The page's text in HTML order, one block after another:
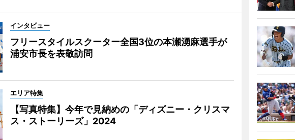
インタビュー
フリースタイルスクーター全国3位の本瀬湧麻選手が
浦安市長を表敬訪問
エリア特集
【写真特集】今年で見納めの「ディズニー・クリスマ
ス・ストーリーズ」2024